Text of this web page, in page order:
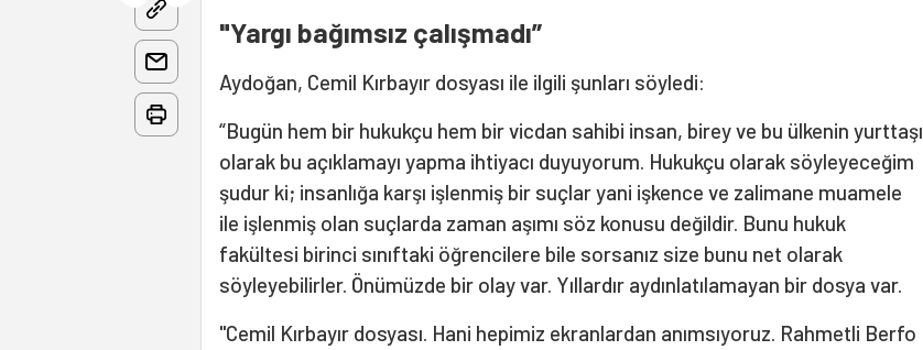
"Yargı bağımsız çalışmadı”
Aydoğan, Cemil Kırbayır dosyası ile ilgili şunları söyledi:
“Bugün hem bir hukukçu hem bir vicdan sahibi insan, birey ve bu ülkenin yurttaşı
olarak bu açıklamayı yapma ihtiyacı duyuyorum. Hukukçu olarak söyleyeceğim
şudur ki; insanlığa karşı işlenmiş bir suçlar yani işkence ve zalimane muamele
ile işlenmiş olan suçlarda zaman aşımı söz konusu değildir. Bunu hukuk
fakültesi birinci sınıftaki öğrencilere bile sorsanız size bunu net olarak
söyleyebilirler. Önümüzde bir olay var. Yıllardır aydınlatılamayan bir dosya var.
"Cemil Kırbayır dosyası. Hani hepimiz ekranlardan anımsıyoruz. Rahmetli Berfo